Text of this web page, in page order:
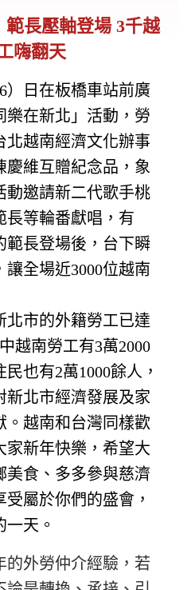
範長壓軸登場 3千越
嗨翻天
）日在板橋車站前廣
樂在新北」活動，勞
北越南經濟文化辦事
慶維互贈紀念品，象
動邀請新二代歌手桃
長等輪番獻唱，有
範長登場後，台下瞬
讓全場近3000位越南
北市的外籍勞工已達
越南勞工有3萬2000
也有2萬1000餘人，
新北市經濟發展及家
。越南和台灣同樣歡
家新年快樂，希望大
美食、多多參與慈濟
屬於你們的盛會，
天。
的外勞仲介經驗，若